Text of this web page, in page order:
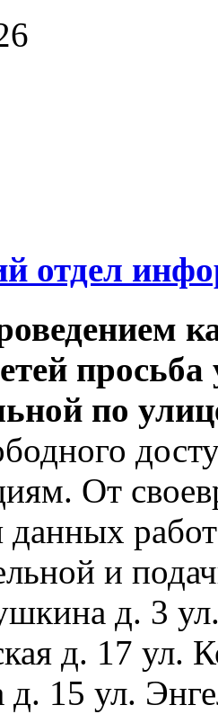
отдел
по
От
и
д. 3
д. 17 ул.
15 ул.